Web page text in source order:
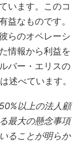
います。このコ
益なものです。
らのオペレーシ
情報から利益を
バー・エリスの
述べています。
以上の法人顧
最大の懸念事項
ることが明らか